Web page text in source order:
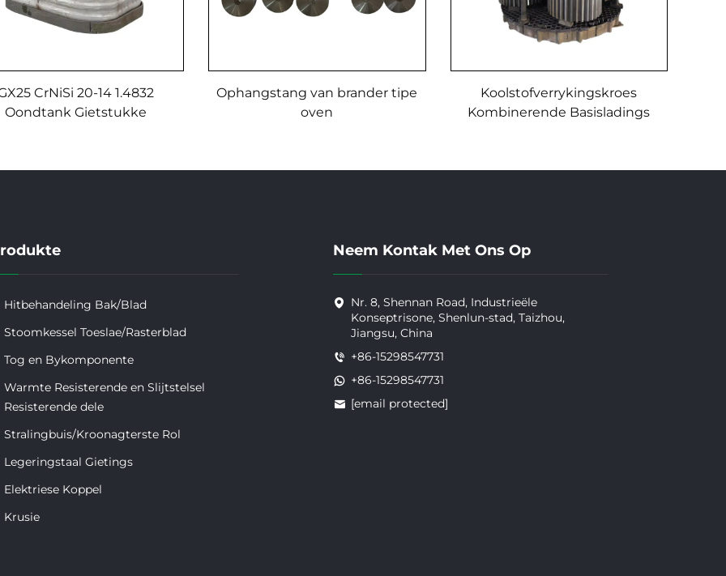
CrNiSi 20-14 1.4832
Oondtank Gietstukke
Ophangstang van brander tipe
oven
Koolstofverrykingskroes
Kombinerende Basisladings
Hitbehandeling Bak/Blad
Stoomkessel Toeslae/Rasterblad
Tog en Bykomponente
Warmte Resisterende en Slijtstelsel
Resisterende dele
Stralingbuis/Kroonagterste Rol
Legeringstaal Gietings
Elektriese Koppel
Krusie
Neem Kontak Met Ons Op
Nr. 8, Shennan Road, Industrieële
Konseptrisone, Shenlun-stad, Taizhou,
Jiangsu, China
+86-15298547731
+86-15298547731
[email protected]